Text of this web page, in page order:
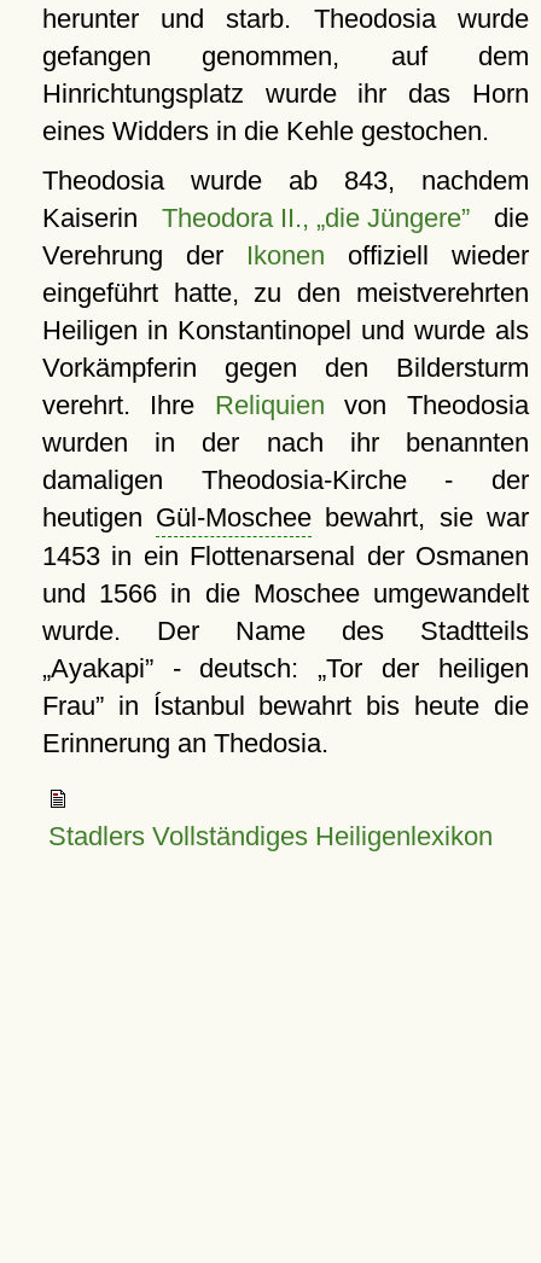
herunter und starb. Theodosia wurde
gefangen genommen, auf dem
Hinrichtungsplatz wurde ihr das Horn
eines Widders in die Kehle gestochen.
Theodosia wurde ab 843, nachdem
Kaiserin Theodora II., „die Jüngere”die
Verehrung der Ikonen offiziell wieder
eingeführt hatte, zu den meistverehrten
Heiligen in Konstantinopel und wurde als
Vorkämpferin gegen den Bildersturm
verehrt. Ihre Reliquien von Theodosia
wurden in der nach ihr benannten
damaligen Theodosia-Kirche - der
heutigen Gül-Moschee bewahrt, sie war
1453 in ein Flottenarsenal der Osmanen
und 1566 in die Moschee umgewandelt
wurde. Der Name des Stadtteils
Ayakapi - deutsch: Tor der heiligen
Frau in Ístanbul bewahrt bis heute die
Erinnerung an Thedosia.
Stadlers Vollständiges Heiligenlexikon